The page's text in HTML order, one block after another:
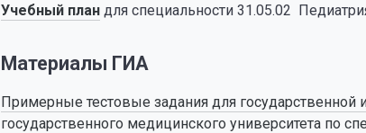
Учебный пландля специальности 31.05.02
Материалы ГИА
Примерные тестовые задания для государственной
государственного медицинского университета по